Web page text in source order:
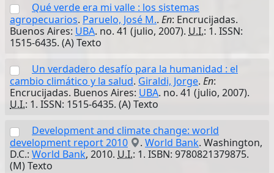
Qué verde era mi valle : los sistemas
agropecuarios. Paruelo, José M.. En: Encrucijadas.
Buenos Aires: UBA. no. 41 (julio, 2007). U.I.: 1. ISSN:
1515-6435. (A) Texto
Un verdadero desafío para la humanidad : el
cambio climático y la salud. Giraldi, Jorge. En:
Encrucijadas. Buenos Aires: UBA. no. 41 (julio, 2007).
U.I.: 1. ISSN: 1515-6435. (A) Texto
Development and climate change: world
development report 2010
. World Bank. Washington,
D.C.: World Bank, 2010. U.I.: 1. ISBN: 9780821379875.
(M) Texto